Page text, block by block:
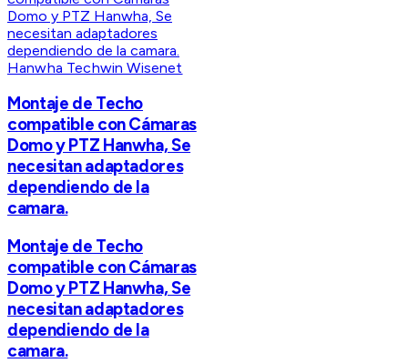
Hanwha Techwin Wisenet
Montaje de Techo
compatible con Cámaras
Domo y PTZ Hanwha, Se
necesitan adaptadores
dependiendo de la
camara.
Montaje de Techo
compatible con Cámaras
Domo y PTZ Hanwha, Se
necesitan adaptadores
dependiendo de la
camara.